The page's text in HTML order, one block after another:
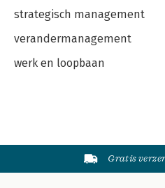
strategisch management
verandermanagement
werk en loopbaan
Gratis